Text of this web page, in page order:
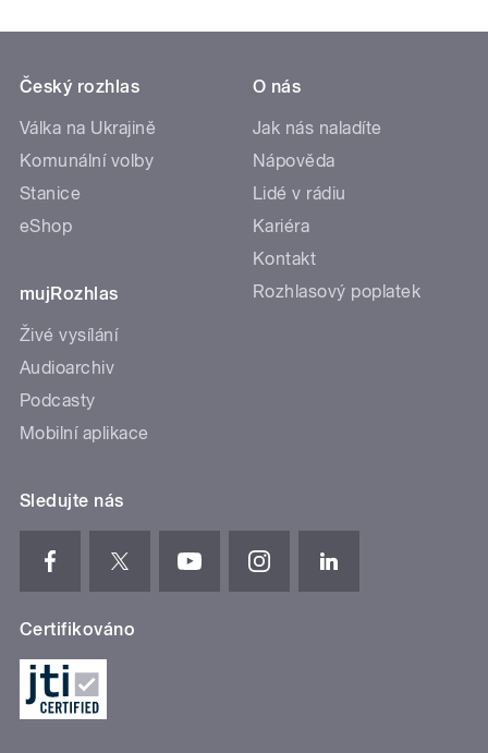
Český rozhlas
Válka na Ukrajině
Komunální volby
Stanice
eShop
mujRozhlas
Živé vysílání
Audioarchiv
Podcasty
Mobilní aplikace
O nás
Jak nás naladíte
Nápověda
Lidé v rádiu
Kariéra
Kontakt
Rozhlasový poplatek
Sledujte nás
Certifikováno